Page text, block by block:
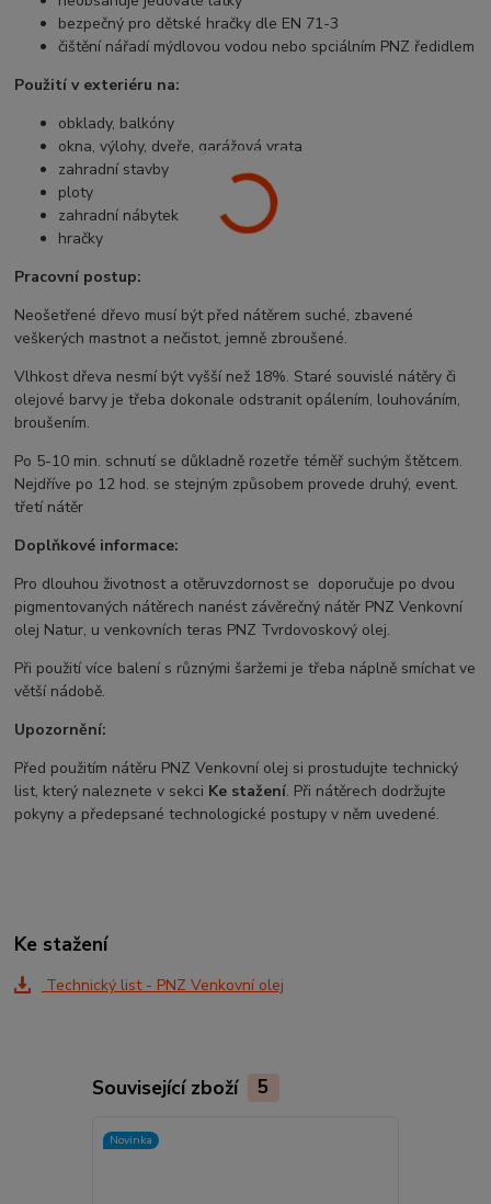
bezpečný pro dětské hračky dle EN 71-3
čištění nářadí mýdlovou vodou nebo spciálním PNZ ředidlem
Použití v exteriéru na:
obklady, balkóny
okna, výlohy, dveře, garážová vrata
zahradní stavby
ploty
zahradní nábytek
hračky
Pracovní postup:
Neošetřené dřevo musí být před nátěrem suché, zbavené
veškerých mastnot a nečistot, jemně zbroušené.
Vlhkost dřeva nesmí být vyšší než 18%. Staré souvislé nátěry či
olejové barvy je třeba dokonale odstranit opálením, louhováním,
broušením.
Po 5-10 min. schnutí se důkladně rozetře téměř suchým štětcem.
Nejdříve po 12 hod. se stejným způsobem provede druhý, event.
třetí nátěr
Doplňkové informace:
Pro dlouhou životnost a otěruvzdornost se doporučuje po dvou
pigmentovaných nátěrech nanést závěrečný nátěr PNZ Venkovní
olej Natur, u venkovních teras PNZ Tvrdovoskový olej.
Při použití více balení s různými šaržemi je třeba náplně smíchat ve
větší nádobě.
Upozornění:
Před použitím nátěru PNZ Venkovní olej si prostudujte technický
list, který naleznete v sekci Ke stažení. Při nátěrech dodržujte
pokyny a předepsané technologické postupy v něm uvedené.
Ke stažení
Technický list - PNZ Venkovní olej
Související zboží 5
Novinka